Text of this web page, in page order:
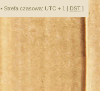
• Strefa czasowa: UTC + 1 [ DST ]